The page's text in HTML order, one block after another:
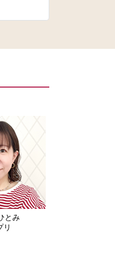
とみ
リ